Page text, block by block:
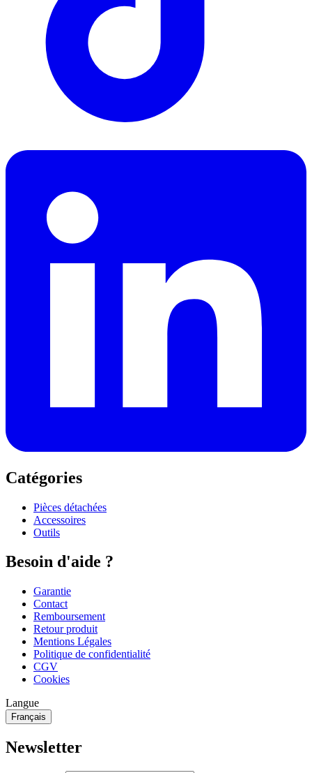
Catégories
Pièces détachées
Accessoires
Outils
Besoin d'aide ?
Garantie
Contact
Remboursement
Retour produit
Mentions Légales
Politique de confidentialité
CGV
Cookies
Langue
Français
Newsletter